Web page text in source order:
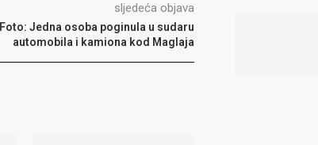
sljedeća objava
Foto: Jedna osoba poginula u sudaru
automobila i kamiona kod Maglaja